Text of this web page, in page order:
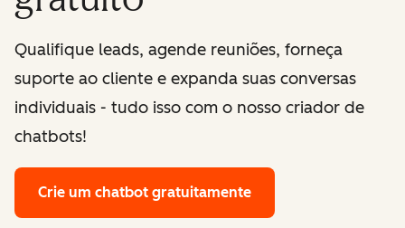
Qualifique leads, agende reuniões, forneça
suporte ao cliente e expanda suas conversas
individuais - tudo isso com o nosso criador de
chatbots!
Crie um chatbot gratuitamente